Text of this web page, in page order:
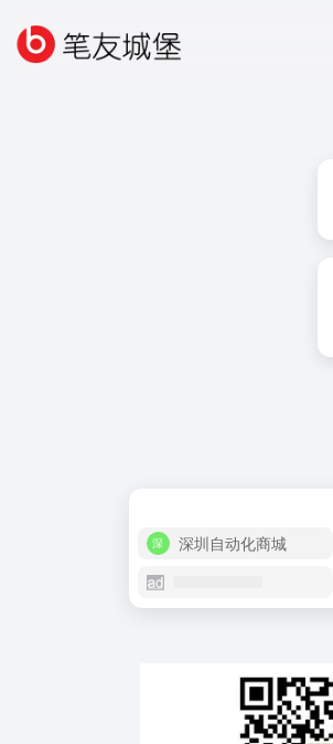
深圳自动化商城